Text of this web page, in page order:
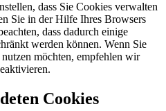
dass Sie Cookies verwalten
Sie in der Hilfe Ihres Browsers
dass dadurch einige
werden können. Wenn Sie
möchten, empfehlen wir
Cookies